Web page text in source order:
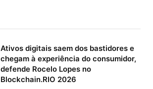
Ativos digitais saem dos bastidores e
chegam à experiência do consumidor,
defende Rocelo Lopes no
Blockchain.RIO 2026